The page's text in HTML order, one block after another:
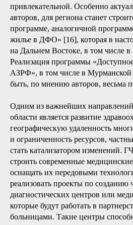
привлекательной. Особенно
авторов, для региона станет
программе, аналогичной
жилье в ДФО» [16], которая в
на Дальнем Востоке, в том числе
Реализация программы
АЗРФ», в том числе в Мурманской
быть, по мнению авторов, весьма
Одним из важнейших
области является развитие
географическую удаленность
и ограниченность ресурсов,
стать катализатором изменений.
строить современные
оснащать их передовыми
реализовать проекты по созданию
диагностических центров или
которые будут работать в
больницами. Такие центры